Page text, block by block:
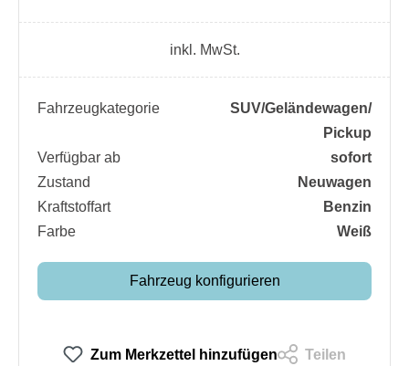
inkl. MwSt.
Fahrzeugkategorie
SUV/​Geländewagen/​
Pickup
Verfügbar ab
sofort
Zustand
Neuwagen
Kraftstoffart
Benzin
Farbe
Weiß
Fahrzeug konfigurieren
Zum Merkzettel hinzufügen Teilen